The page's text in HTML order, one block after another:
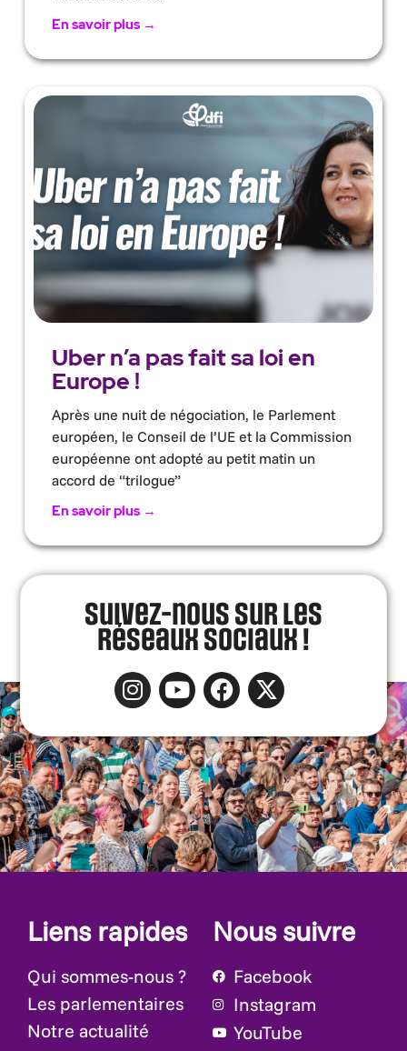
En savoir plus →
Uber n’a pas fait sa loi en
Europe !
Après une nuit de négociation, le Parlement
européen, le Conseil de l’UE et la Commission
européenne ont adopté au petit matin un
accord de “trilogue”
En savoir plus →
Suivez-nous sur les
réseaux sociaux !
Liens rapides
Qui sommes-nous ?
Les parlementaires
Notre actualité
Nous suivre
Facebook
Instagram
YouTube